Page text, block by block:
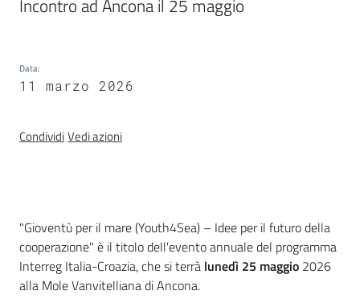
europee e
Argomenti
Novità
Incontro ad Ancona il 25 maggio
Data:
11 marzo 2026
CondividiVedi azioni
Introduzione
"Gioventù per il mare (Youth4Sea) – Idee per il futuro della
cooperazione" è il titolo dell'evento annuale del programma
Interreg Italia-Croazia, che si terrà lunedì 25 maggio 2026
alla Mole Vanvitelliana di Ancona.